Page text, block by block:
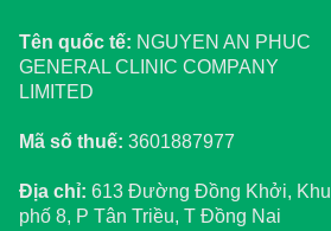
Tên quốc tế: NGUYEN AN PHUC
GENERAL CLINIC COMPANY
LIMITED
Mã số thuế: 3601887977
Địa chỉ: 613 Đường Đồng Khởi, Khu
phố 8, P Tân Triều, T Đồng Nai